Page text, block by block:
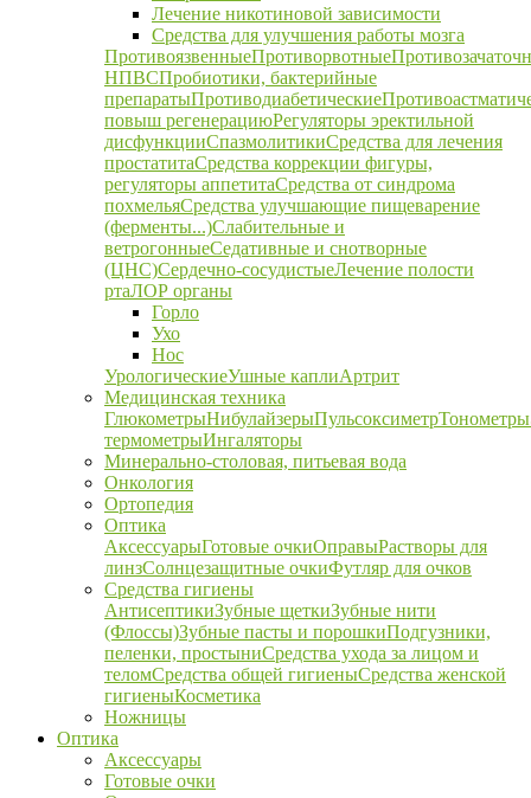
Лечение никотиновой зависимости
Средства для улучшения работы мозга
ПротивоязвенныеПротиворвотные
НПВСПробиотики, бактерийные
препаратыПротиводиабетические
повыш регенерациюРегуляторы эректильной
дисфункцииСпазмолитикиСредства для лечения
простатитаСредства коррекции фигуры,
регуляторы аппетитаСредства от синдрома
похмельяСредства улучшающие пищеварение
(ферменты...)Слабительные и
ветрогонныеСедативные и снотворные
(ЦНС)Сердечно-сосудистыеЛечение полости
ртаЛОР органы
Горло
Ухо
Нос
УрологическиеУшные каплиАртрит
Медицинская техника
ГлюкометрыНибулайзерыПульсоксиметрТонометры
термометрыИнгаляторы
Минерально-столовая, питьевая вода
Онкология
Ортопедия
Оптика
АксессуарыГотовые очкиОправыРастворы для
линзСолнцезащитные очкиФутляр для очков
Средства гигиены
АнтисептикиЗубные щеткиЗубные нити
(Флоссы)Зубные пасты и порошкиПодгузники,
пеленки, простыниСредства ухода за лицом и
теломСредства общей гигиеныСредства женской
гигиеныКосметика
Ножницы
Оптика
Аксессуары
Готовые очки